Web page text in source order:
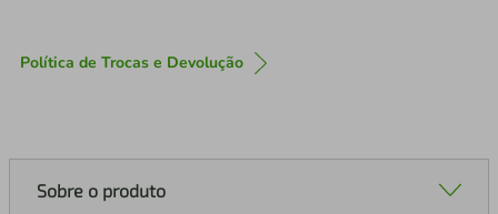
Política de Trocas e Devolução
Sobre o produto